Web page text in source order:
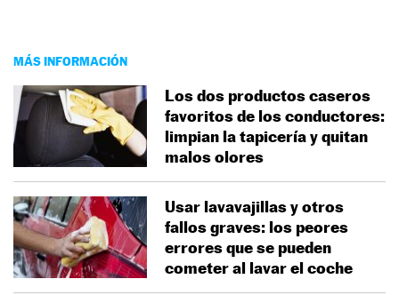
MÁS INFORMACIÓN
Los dos productos caseros
favoritos de los conductores:
limpian la tapicería y quitan
malos olores
Usar lavavajillas y otros
fallos graves: los peores
errores que se pueden
cometer al lavar el coche